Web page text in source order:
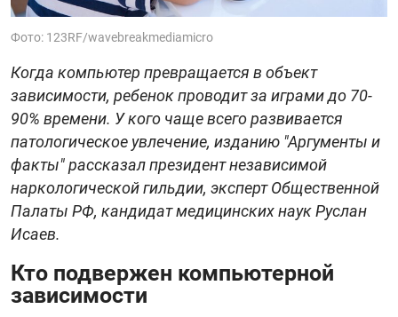
Фото: 123RF/wavebreakmediamicro
Когда компьютер превращается в объект
зависимости, ребенок проводит за играми до 70-
90% времени. У кого чаще всего развивается
патологическое увлечение, изданию "Аргументы и
факты" рассказал президент независимой
наркологической гильдии, эксперт Общественной
Палаты РФ, кандидат медицинских наук Руслан
Исаев.
Кто подвержен компьютерной
зависимости